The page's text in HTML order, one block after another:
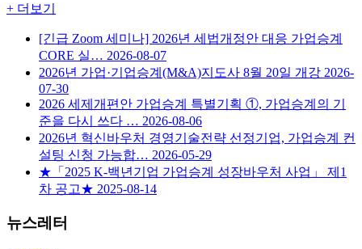
+ 더보기
[긴급 Zoom 세미나] 2026년 세법개정안 대응 가업승계
CORE 실… 2026-08-07
2026년 가업·기업승계(M&A)지도사 8월 20일 개강 2026-
07-30
2026 세제개편안 가업승계 특별기획 ①, 가업승계의 기
준을 다시 쓰다 … 2026-08-06
2026년 혁신바우처 경영기술전략 선정기업, 가업승계 컨
설팅 신청 가능합… 2026-05-29
★「2025 K-백년기업 가업승계 성장바우처 사업」 제1
차 공고★ 2025-08-14
뉴스레터